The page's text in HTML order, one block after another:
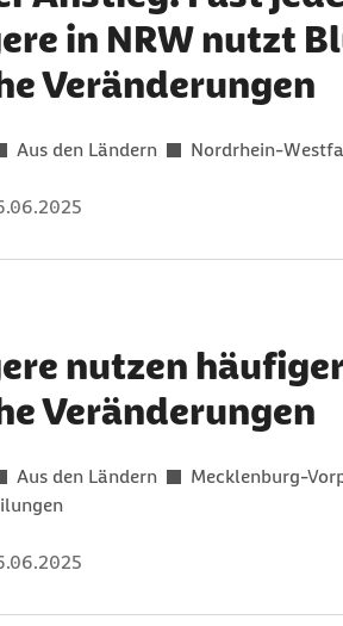
in NRW nutzt
Veränderungen
Aus den Ländern Nordrhein-
nutzen
Veränderungen
Aus den Ländern
Mecklenburg-